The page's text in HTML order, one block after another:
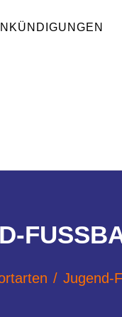
Jugend-